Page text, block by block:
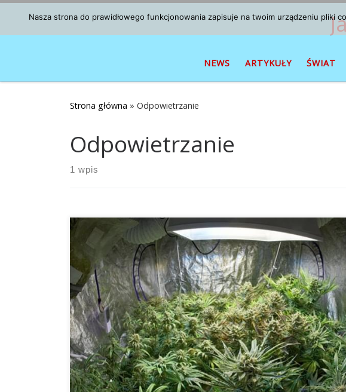
Przejdź do treści
NEWS ARTYKUŁY ŚWIAT
Strona główna » Odpowietrzanie
Odpowietrzanie
1 wpis
Dowiedz się na co musisz zwracać uwagę przy instalacji filtrów
wentylatorów niezawodnego systemu, aby zakamuflować zapach
konopi. Do budowy takiej instalacji wentylacyjnej nie ominiesz filtru z
aktywnego. Wszystkie produkty, które obiecują zakamuflowanie
można roztrzaskać o kant tyłka. Oto kilka porad, czego szukać, aby
pozbyć […]
Nasza strona do prawidłowego funkcjonowania zapisuje na twoim urządzeniu pliki